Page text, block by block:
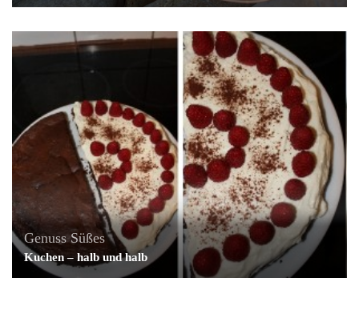
Genuss Süßes
Kuchen – halb und halb